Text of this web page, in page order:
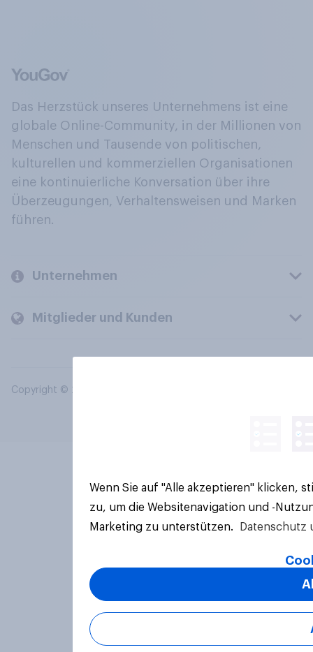
Das Herzstück unseres Unternehmens ist eine
globale Online-Community, in der Millionen von
Menschen und Tausende von politischen,
kulturellen und kommerziellen Organisationen
eine kontinuierliche Konversation über ihre
Überzeugungen, Verhaltensweisen und Marken
führen.
Unternehmen
Mitglieder und Kunden
Copyright © 2026 YouGov PLC. Alle Rechte vorbehalten.
Wenn Sie auf "Alle akzeptieren" klicken,
zu, um die Websitenavigation und -
Marketing zu unterstützen.
Datenschutz